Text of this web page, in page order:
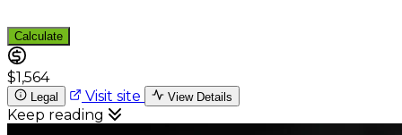
Calculate
$1,564
Legal Visit site View Details
Keep reading